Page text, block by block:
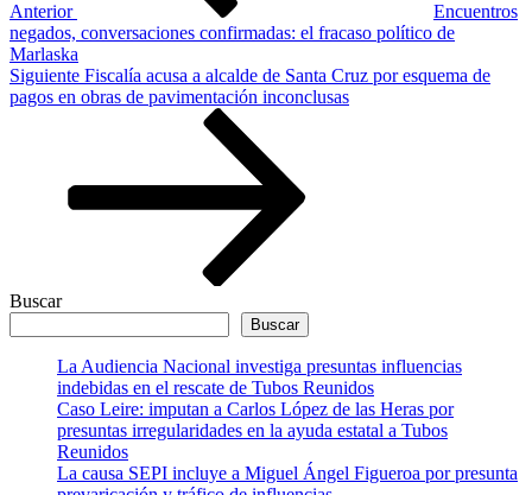
Anterior
Encuentros
negados, conversaciones confirmadas: el fracaso político de
Marlaska
Siguiente
entrada
Siguiente Fiscalía acusa a alcalde de Santa Cruz por esquema de
pagos en obras de pavimentación inconclusas
Buscar
Buscar
La Audiencia Nacional investiga presuntas influencias
indebidas en el rescate de Tubos Reunidos
Caso Leire: imputan a Carlos López de las Heras por
presuntas irregularidades en la ayuda estatal a Tubos
Reunidos
La causa SEPI incluye a Miguel Ángel Figueroa por presunta